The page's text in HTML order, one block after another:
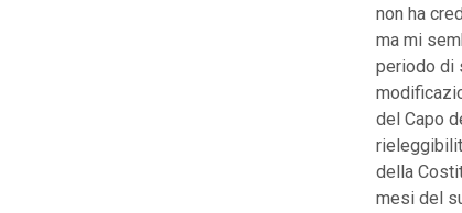
non ha
ma mi
periodo di
del Capo
della
mesi del